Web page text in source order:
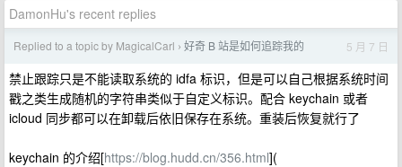
DamonHu's recent replies
Replied to a topic by MagicalCarl › 好奇 B 站是如何追踪我的 5 月 7 日
禁止跟踪只是不能读取系统的 idfa 标识，但是可以自己根据系统时间
戳之类生成随机的字符串类似于自定义标识。配合 keychain 或者
icloud 同步都可以在卸载后依旧保存在系统。重装后恢复就行了
keychain 的介绍[https://blog.hudd.cn/356.html](